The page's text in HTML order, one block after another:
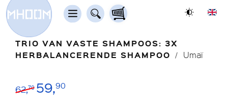
TRIO VAN VASTE SHAMPOOS: 3X
HERBALANCERENDE SHAMPOO
Umaï
62,70 59,90